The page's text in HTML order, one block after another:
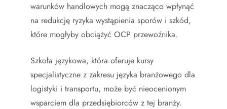
warunków handlowych mogą znacząco wpłynąć
na redukcję ryzyka wystąpienia sporów i szkód,
które mogłyby obciążyć OCP przewoźnika.
Szkoła językowa, która oferuje kursy
specjalistyczne z zakresu języka branżowego dla
logistyki i transportu, może być nieocenionym
wsparciem dla przedsiębiorców z tej branży.